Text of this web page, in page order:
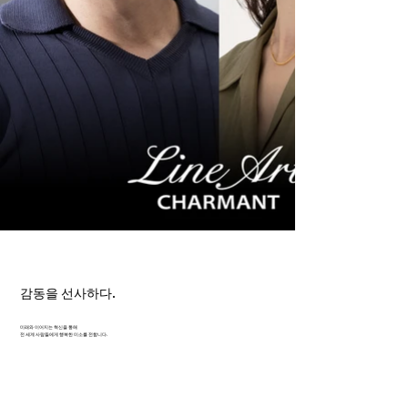
감동을 선사하다.
미래와 이어지는 혁신을 통해
전 세계 사람들에게 행복한 미소를 전합니다.